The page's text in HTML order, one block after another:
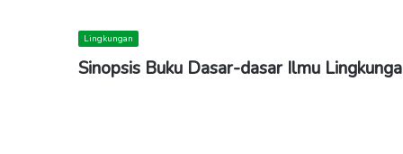
Lingkungan
Sinopsis Buku Dasar-dasar Ilmu